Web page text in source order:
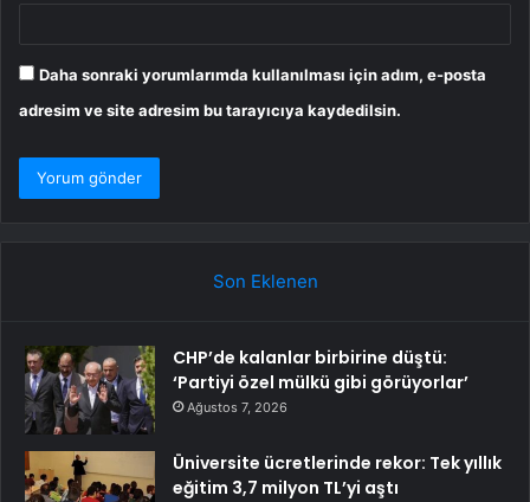
Daha sonraki yorumlarımda kullanılması için adım, e-posta
adresim ve site adresim bu tarayıcıya kaydedilsin.
Son Eklenen
CHP’de kalanlar birbirine düştü:
‘Partiyi özel mülkü gibi görüyorlar’
Ağustos 7, 2026
Üniversite ücretlerinde rekor: Tek yıllık
eğitim 3,7 milyon TL’yi aştı